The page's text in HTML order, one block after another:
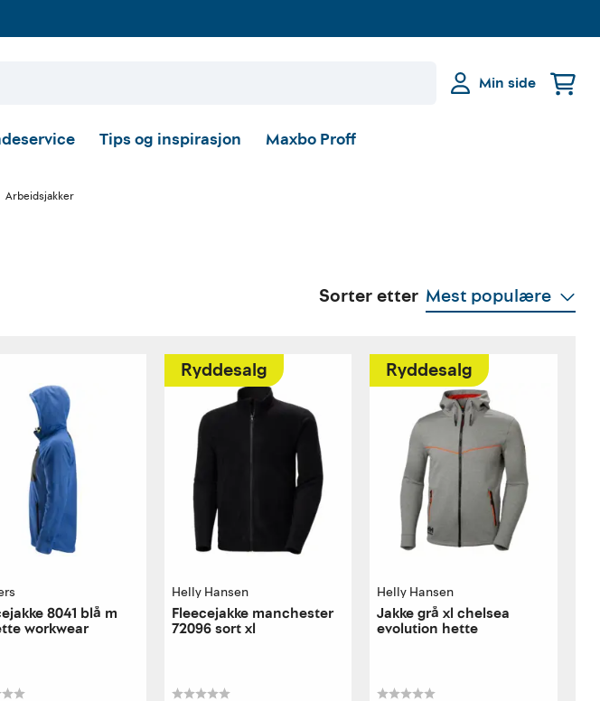
Min side
Tips og inspirasjon Maxbo Proff
Arbeidsjakker
Sorter etter Mest populære
8041 blå m
workwear
Ryddesalg
Helly Hansen
Fleecejakke manchester
72096 sort xl
Ryddesalg
Helly Hansen
Jakke grå xl chelsea
evolution hette